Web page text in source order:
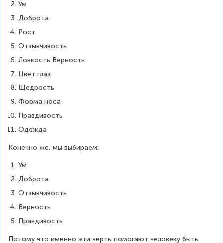
Ум
Доброта
Рост
Отзывчивость
Ловкость Верность
Цвет глаз
Щедрость
Форма носа
Правдивость
Одежда
Конечно же, мы выбираем:
Ум
Доброта
Отзывчивость
Верность
Правдивость
Потому что именно эти черты помогают человеку быть